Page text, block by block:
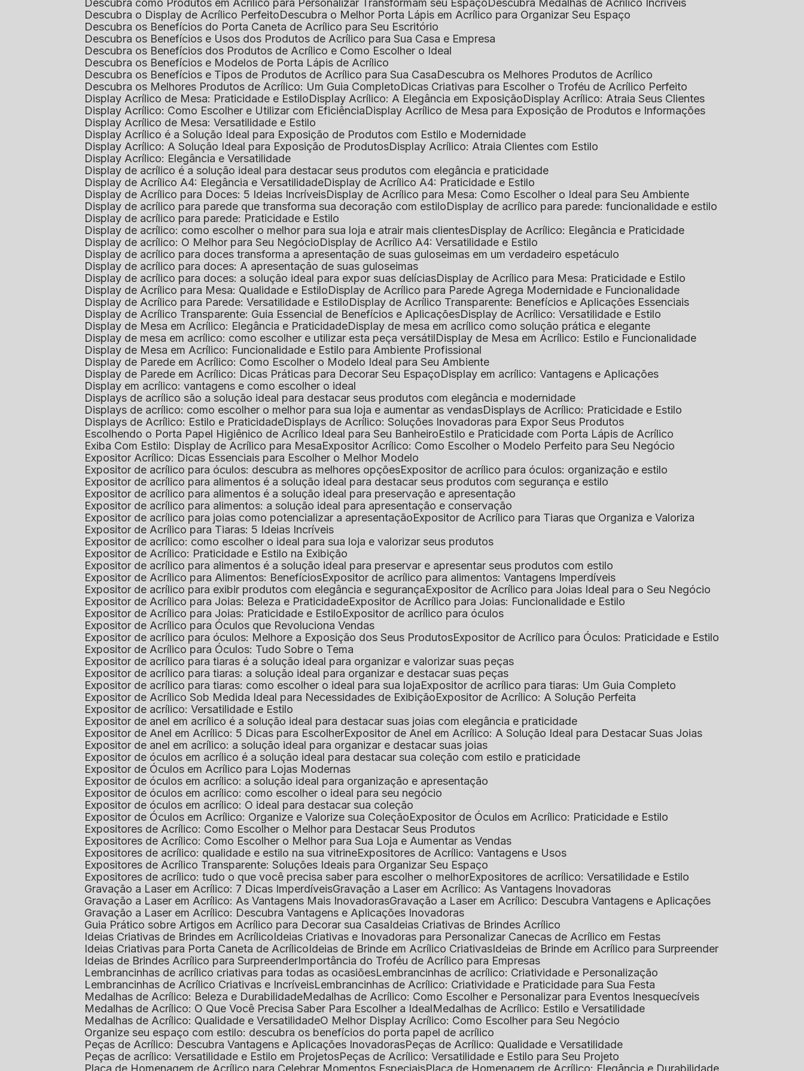
Descubra como Produtos em Acrílico para Personalizar Transformam seu Espaço
Descubra Medalhas de Acrílico Incríveis
Descubra o Display de Acrílico Perfeito
Descubra o Melhor Porta Lápis em Acrílico para Organizar Seu Espaço
Descubra os Benefícios do Porta Caneta de Acrílico para Seu Escritório
Descubra os Benefícios e Usos dos Produtos de Acrílico para Sua Casa e Empresa
Descubra os Benefícios dos Produtos de Acrílico e Como Escolher o Ideal
Descubra os Benefícios e Modelos de Porta Lápis de Acrílico
Descubra os Benefícios e Tipos de Produtos de Acrílico para Sua Casa
Descubra os Melhores Produtos de Acrílico
Descubra os Melhores Produtos de Acrílico: Um Guia Completo
Dicas Criativas para Escolher o Troféu de Acrílico Perfeito
Display Acrílico de Mesa: Praticidade e Estilo
Display Acrílico: A Elegância em Exposição
Display Acrílico: Atraia Seus Clientes
Display Acrílico: Como Escolher e Utilizar com Eficiência
Display Acrílico de Mesa para Exposição de Produtos e Informações
Display Acrílico de Mesa: Versatilidade e Estilo
Display Acrílico é a Solução Ideal para Exposição de Produtos com Estilo e Modernidade
Display Acrílico: A Solução Ideal para Exposição de Produtos
Display Acrílico: Atraia Clientes com Estilo
Display Acrílico: Elegância e Versatilidade
Display de acrílico é a solução ideal para destacar seus produtos com elegância e praticidade
Display de Acrílico A4: Elegância e Versatilidade
Display de Acrílico A4: Praticidade e Estilo
Display de Acrílico para Doces: 5 Ideias Incríveis
Display de Acrílico para Mesa: Como Escolher o Ideal para Seu Ambiente
Display de acrílico para parede que transforma sua decoração com estilo
Display de acrílico para parede: funcionalidade e estilo
Display de acrílico para parede: Praticidade e Estilo
Display de acrílico: como escolher o melhor para sua loja e atrair mais clientes
Display de Acrílico: Elegância e Praticidade
Display de acrílico: O Melhor para Seu Negócio
Display de Acrílico A4: Versatilidade e Estilo
Display de acrílico para doces transforma a apresentação de suas guloseimas em um verdadeiro espetáculo
Display de acrílico para doces: A apresentação de suas guloseimas
Display de acrílico para doces: a solução ideal para expor suas delícias
Display de Acrílico para Mesa: Praticidade e Estilo
Display de Acrílico para Mesa: Qualidade e Estilo
Display de Acrílico para Parede Agrega Modernidade e Funcionalidade
Display de Acrílico para Parede: Versatilidade e Estilo
Display de Acrílico Transparente: Benefícios e Aplicações Essenciais
Display de Acrílico Transparente: Guia Essencial de Benefícios e Aplicações
Display de Acrílico: Versatilidade e Estilo
Display de Mesa em Acrílico: Elegância e Praticidade
Display de mesa em acrílico como solução prática e elegante
Display de mesa em acrílico: como escolher e utilizar esta peça versátil
Display de Mesa em Acrílico: Estilo e Funcionalidade
Display de Mesa em Acrílico: Funcionalidade e Estilo para Ambiente Profissional
Display de Parede em Acrílico: Como Escolher o Modelo Ideal para Seu Ambiente
Display de Parede em Acrílico: Dicas Práticas para Decorar Seu Espaço
Display em acrílico: Vantagens e Aplicações
Display em acrílico: vantagens e como escolher o ideal
Displays de acrílico são a solução ideal para destacar seus produtos com elegância e modernidade
Displays de acrílico: como escolher o melhor para sua loja e aumentar as vendas
Displays de Acrílico: Praticidade e Estilo
Displays de Acrílico: Estilo e Praticidade
Displays de Acrílico: Soluções Inovadoras para Expor Seus Produtos
Escolhendo o Porta Papel Higiênico de Acrílico Ideal para Seu Banheiro
Estilo e Praticidade com Porta Lápis de Acrílico
Exiba Com Estilo: Display de Acrílico para Mesa Expositor Acrílico: Como Escolher o Modelo Perfeito para Seu Negócio
Expositor Acrílico: Dicas Essenciais para Escolher o Melhor Modelo
Expositor de acrílico para óculos: descubra as melhores opções Expositor de acrílico para óculos: organização e estilo
Expositor de acrílico para alimentos é a solução ideal para destacar seus produtos com segurança e estilo
Expositor de acrílico para alimentos é a solução ideal para preservação e apresentação
Expositor de acrílico para alimentos: a solução ideal para apresentação e conservação
Expositor de acrílico para joias como potencializar a apresentação Expositor de Acrílico para Tiaras que Organiza e Valoriza
Expositor de Acrílico para Tiaras: 5 Ideias Incríveis
Expositor de acrílico: como escolher o ideal para sua loja e valorizar seus produtos
Expositor de Acrílico: Praticidade e Estilo na Exibição
Expositor de acrílico para alimentos é a solução ideal para preservar e apresentar seus produtos com estilo
Expositor de Acrílico para Alimentos: Benefícios Expositor de acrílico para alimentos: Vantagens Imperdíveis
Expositor de acrílico para exibir produtos com elegância e segurança Expositor de Acrílico para Joias Ideal para o Seu Negócio
Expositor de Acrílico para Joias: Beleza e Praticidade Expositor de Acrílico para Joias: Funcionalidade e Estilo
Expositor de Acrílico para Joias: Praticidade e Estilo Expositor de acrílico para óculos
Expositor de Acrílico para Óculos que Revoluciona Vendas
Expositor de acrílico para óculos: Melhore a Exposição dos Seus Produtos Expositor de Acrílico para Óculos: Praticidade e Estilo
Expositor de Acrílico para Óculos: Tudo Sobre o Tema
Expositor de acrílico para tiaras é a solução ideal para organizar e valorizar suas peças
Expositor de acrílico para tiaras: a solução ideal para organizar e destacar suas peças
Expositor de acrílico para tiaras: como escolher o ideal para sua loja Expositor de acrílico para tiaras: Um Guia Completo
Expositor de Acrílico Sob Medida Ideal para Necessidades de Exibição Expositor de Acrílico: A Solução Perfeita
Expositor de acrílico: Versatilidade e Estilo
Expositor de anel em acrílico é a solução ideal para destacar suas joias com elegância e praticidade
Expositor de Anel em Acrílico: 5 Dicas para Escolher Expositor de Anel em Acrílico: A Solução Ideal para Destacar Suas Joias
Expositor de anel em acrílico: a solução ideal para organizar e destacar suas joias
Expositor de óculos em acrílico é a solução ideal para destacar sua coleção com estilo e praticidade
Expositor de Óculos em Acrílico para Lojas Modernas
Expositor de óculos em acrílico: a solução ideal para organização e apresentação
Expositor de óculos em acrílico: como escolher o ideal para seu negócio
Expositor de óculos em acrílico: O ideal para destacar sua coleção
Expositor de Óculos em Acrílico: Organize e Valorize sua Coleção Expositor de Óculos em Acrílico: Praticidade e Estilo
Expositores de Acrílico: Como Escolher o Melhor para Destacar Seus Produtos
Expositores de Acrílico: Como Escolher o Melhor para Sua Loja e Aumentar as Vendas
Expositores de acrílico: qualidade e estilo na sua vitrine Expositores de Acrílico: Vantagens e Usos
Expositores de Acrílico Transparente: Soluções Ideais para Organizar Seu Espaço
Expositores de acrílico: tudo o que você precisa saber para escolher o melhor Expositores de acrílico: Versatilidade e Estilo
Gravação a Laser em Acrílico: 7 Dicas Imperdíveis
Gravação a Laser em Acrílico: As Vantagens Inovadoras
Gravação a Laser em Acrílico: As Vantagens Mais Inovadoras
Gravação a Laser em Acrílico: Descubra Vantagens e Aplicações
Gravação a Laser em Acrílico: Descubra Vantagens e Aplicações Inovadoras
Guia Prático sobre Artigos em Acrílico para Decorar sua Casa Ideias Criativas de Brindes Acrílico
Ideias Criativas de Brindes em Acrílico Ideias Criativas e Inovadoras para Personalizar Canecas de Acrílico em Festas
Ideias Criativas para Porta Caneta de Acrílico Ideias de Brinde em Acrílico Criativas Ideias de Brinde em Acrílico para Surpreender
Ideias de Brindes Acrílico para Surpreender Importância do Troféu de Acrílico para Empresas
Lembrancinhas de acrílico criativas para todas as ocasiões Lembrancinhas de acrílico: Criatividade e Personalização
Lembrancinhas de Acrílico Criativas e Incríveis Lembrancinhas de Acrílico: Criatividade e Praticidade para Sua Festa
Medalhas de Acrílico: Beleza e Durabilidade
Medalhas de Acrílico: Como Escolher e Personalizar para Eventos Inesquecíveis
Medalhas de Acrílico: O Que Você Precisa Saber Para Escolher a Ideal
Medalhas de Acrílico: Estilo e Versatilidade
Medalhas de Acrílico: Qualidade e Versatilidade
O Melhor Display Acrílico: Como Escolher para Seu Negócio
Organize seu espaço com estilo: descubra os benefícios do porta papel de acrílico
Peças de Acrílico: Descubra Vantagens e Aplicações Inovadoras
Peças de Acrílico: Qualidade e Versatilidade
Peças de acrílico: Versatilidade e Estilo em Projetos
Peças de Acrílico: Versatilidade e Estilo para Seu Projeto
Placa de Homenagem de Acrílico para Celebrar Momentos Especiais
Placa de Homenagem de Acrílico: Elegância e Durabilidade